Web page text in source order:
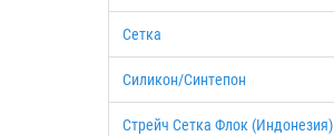
Сетка
Силикон/Синтепон
Стрейч Сетка Флок (Индонезия)